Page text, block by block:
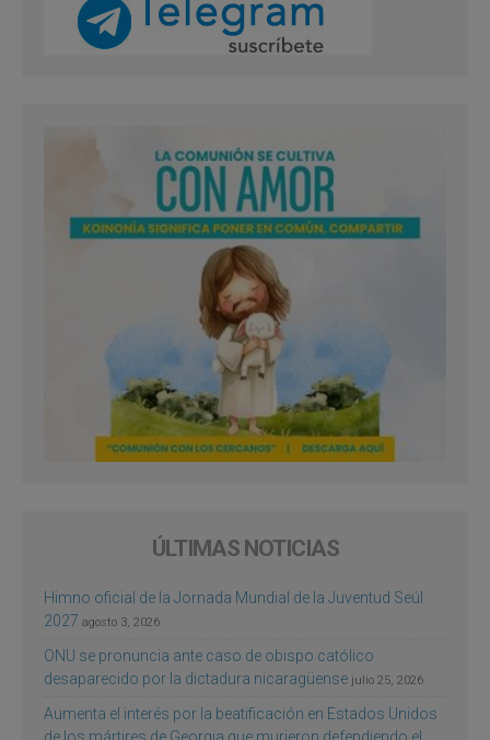
ÚLTIMAS NOTICIAS
Himno oficial de la Jornada Mundial de la Juventud Seúl
2027 agosto 3, 2026
ONU se pronuncia ante caso de obispo católico
desaparecido por la dictadura nicaragüense julio 25, 2026
Aumenta el interés por la beatificación en Estados Unidos
de los mártires de Georgia que murieron defendiendo el